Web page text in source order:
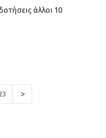
άλλοι 10
>